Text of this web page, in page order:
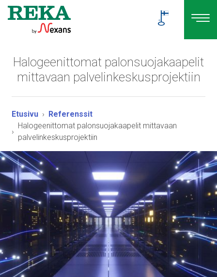
Halogeenittomat palonsuojakaapelit
mittavaan palvelinkeskusprojektiin
Etusivu
Referenssit
Halogeenittomat palonsuojakaapelit mittavaan
palvelinkeskusprojektiin